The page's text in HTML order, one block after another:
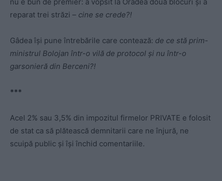
reparat trei străzi – cine se crede?!
Gâdea își pune întrebările care contează: de ce stă prim-
ministrul Bolojan într-o vilă de protocol și nu într-o
garsonieră din Berceni?!
***
Acel 2% sau 3,5% din impozitul firmelor PRIVATE e folosit
de stat ca să plătească demnitarii care ne înjură, ne
scuipă public și își închid comentariile.